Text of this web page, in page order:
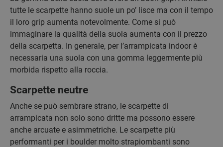
tutte le scarpette hanno suole un po’ lisce ma con il tempo
il loro grip aumenta notevolmente. Come si può
immaginare la qualità della suola aumenta con il prezzo
della scarpetta. In generale, per l’arrampicata indoor è
necessaria una suola con una gomma leggermente più
morbida rispetto alla roccia.
Scarpette neutre
Anche se può sembrare strano, le scarpette di
arrampicata non solo sono dritte ma possono essere
anche arcuate e asimmetriche. Le scarpette più
performanti per i boulder molto strapiombanti sono